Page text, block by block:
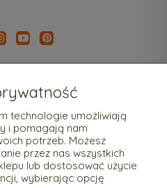
konto
technologie umożliwiają
i pomagają nam
potrzeb. Możesz
przez nas wszystkich
lub dostosować użycie
wybierając opcję